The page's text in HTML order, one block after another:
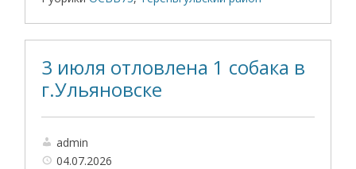
3 июля отловлена 1 собака в
г.Ульяновске
admin
04.07.2026